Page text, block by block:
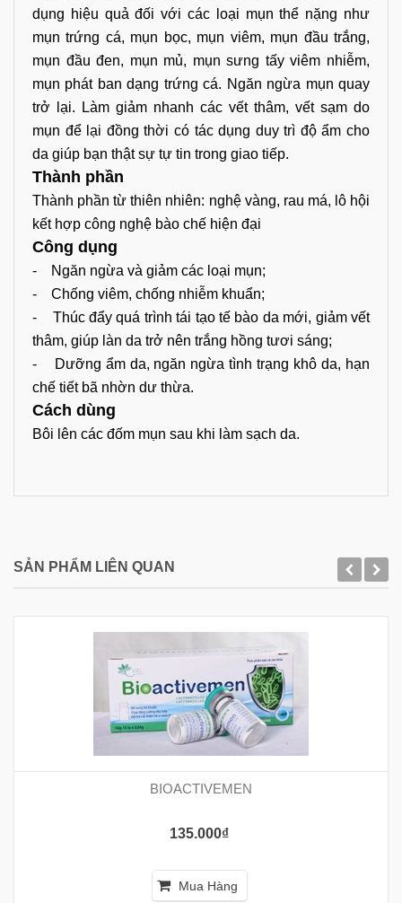
dụng hiệu quả đối với các loại mụn thể nặng như
mụn trứng cá, mụn bọc, mụn viêm, mụn đầu trắng,
mụn đầu đen, mụn mủ, mụn sưng tấy viêm nhiễm,
mụn phát ban dạng trứng cá. Ngăn ngừa mụn quay
trở lại. Làm giảm nhanh các vết thâm, vết sạm do
mụn để lại đồng thời có tác dụng duy trì độ ẩm cho
da giúp bạn thật sự tự tin trong giao tiếp.
Thành phần
Thành phần từ thiên nhiên: nghệ vàng, rau má, lô hội
kết hợp công nghệ bào chế hiện đại
Công dụng
- Ngăn ngừa và giảm các loại mụn;
- Chống viêm, chống nhiễm khuẩn;
- Thúc đẩy quá trình tái tạo tế bào da mới, giảm vết
thâm, giúp làn da trở nên trắng hồng tươi sáng;
- Dưỡng ẩm da, ngăn ngừa tình trạng khô da, hạn
chế tiết bã nhờn dư thừa.
Cách dùng
Bôi lên các đốm mụn sau khi làm sạch da.
SẢN PHẨM LIÊN QUAN
BIOACTIVEMEN
135.000₫
Mua Hàng